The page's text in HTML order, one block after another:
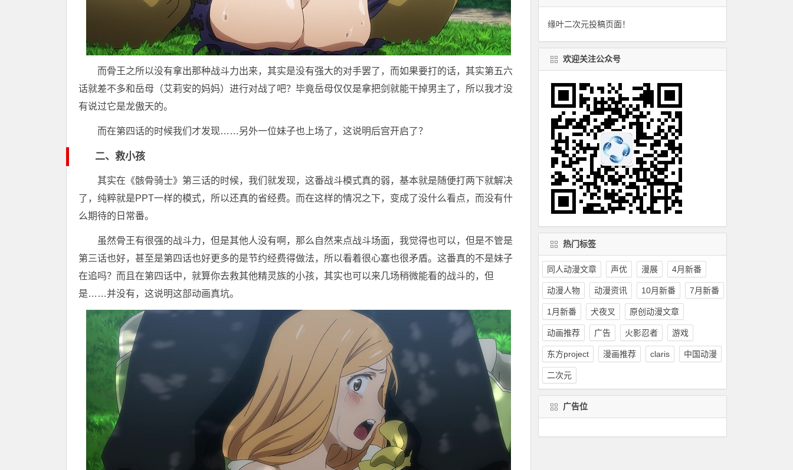
而骨王之所以没有拿出那种战斗力出来，其实是没有强大的对手罢了，而如果要打的话，其实第五六
话就差不多和岳母（艾莉安的妈妈）进行对战了吧？毕竟岳母仅仅是拿把剑就能干掉男主了，所以我才没
有说过它是龙傲天的。
而在第四话的时候我们才发现……另外一位妹子也上场了，这说明后宫开启了？
二、救小孩
其实在《骸骨骑士》第三话的时候，我们就发现，这番战斗模式真的弱，基本就是随便打两下就解决
了，纯粹就是PPT一样的模式，所以还真的省经费。而在这样的情况之下，变成了没什么看点，而没有什
么期待的日常番。
虽然骨王有很强的战斗力，但是其他人没有啊，那么自然来点战斗场面，我觉得也可以，但是不管是
第三话也好，甚至是第四话也好更多的是节约经费得做法，所以看着很心塞也很矛盾。这番真的不是妹子
在追吗？而且在第四话中，就算你去救其他精灵族的小孩，其实也可以来几场稍微能看的战斗的，但
是……并没有，这说明这部动画真坑。
缘叶二次元投稿页面！
欢迎关注公众号
热门标签
同人动漫文章 声优 漫展 4月新番
动漫人物 动漫资讯 10月新番 7月新番
1月新番 犬夜叉 原创动漫文章
动画推荐 广告 火影忍者 游戏
东方project 漫画推荐 claris 中国动漫
二次元
广告位